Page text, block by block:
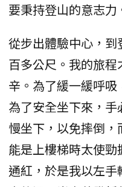
要秉持登山的意志力
從步出體驗中心，
百多公尺。我的旅
辛。為了緩一緩呼吸
為了安全坐下來，
慢坐下，以免摔倒
能是上樓梯時太使
通紅，於是我以左